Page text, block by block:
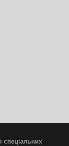
спеціальних